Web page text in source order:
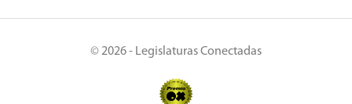
© 2026 - Legislaturas Conectadas